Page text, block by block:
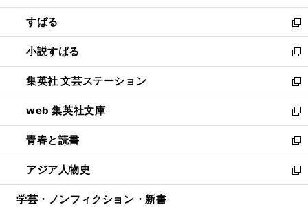
開
く
ウ
で
開
く
ン
ド
ウ
で
開
く
すばる
新
し
い
ウ
ィ
ン
ド
ウ
で
開
く
小説すばる
新
し
い
ウ
ィ
ン
ド
ウ
で
開
集英社 文芸ステーション
新
し
い
ウ
ィ
ン
ド
ウ
web 集英社文庫
新
し
い
ウ
ィ
ン
青春と読書
新
し
い
ウ
アジア人物史
新
し
学芸・ノンフィクション・新書